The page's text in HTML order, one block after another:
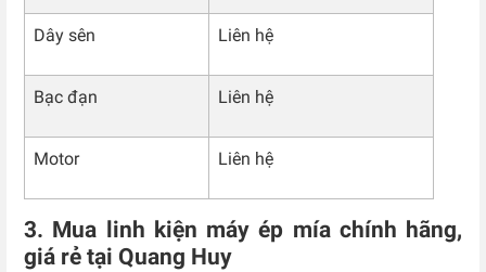
Dây sên Liên hệ
Bạc đạn Liên hệ
Motor Liên hệ
3. Mua linh kiện máy ép mía chính hãng,
giá rẻ tại Quang Huy